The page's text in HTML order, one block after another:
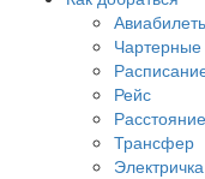
Чартерные
Рейс
Расстояние
Трансфер
Электричка